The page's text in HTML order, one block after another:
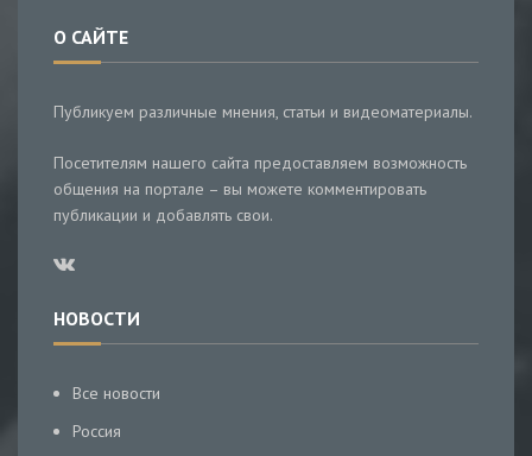
О САЙТЕ
Публикуем различные мнения, статьи и видеоматериалы.
Посетителям нашего сайта предоставляем возможность
общения на портале – вы можете комментировать
публикации и добавлять свои.
НОВОСТИ
Все новости
Россия